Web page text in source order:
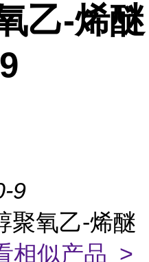
乙-烯醚
9
聚氧乙-烯醚
相似产品 >